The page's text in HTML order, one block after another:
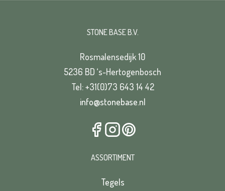
STONE BASE B.V.
Rosmalensedijk 10
5236 BD ‘s-Hertogenbosch
Tel: +31(0)73 643 14 42
info@stonebase.nl
ASSORTIMENT
Tegels